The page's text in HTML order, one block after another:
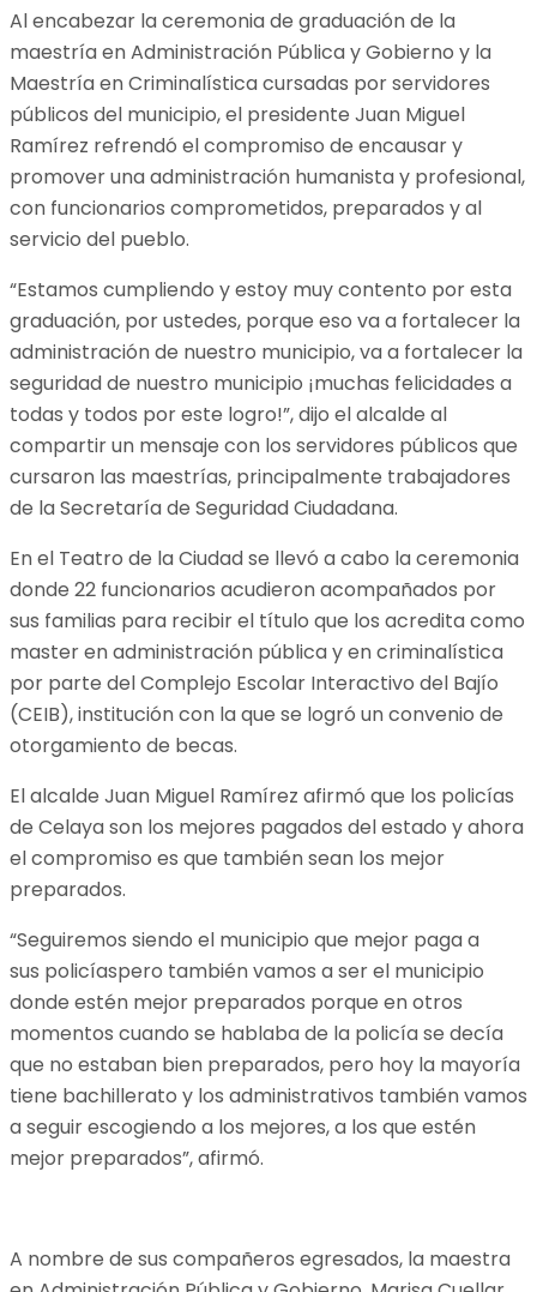
Al encabezar la ceremonia de graduación de la
maestría en Administración Pública y Gobierno y la
Maestría en Criminalística cursadas por servidores
públicos del municipio, el presidente Juan Miguel
Ramírez refrendó el compromiso de encausar y
promover una administración humanista y profesional,
con funcionarios comprometidos, preparados y al
servicio del pueblo.
“Estamos cumpliendo y estoy muy contento por esta
graduación, por ustedes, porque eso va a fortalecer la
administración de nuestro municipio, va a fortalecer la
seguridad de nuestro municipio ¡muchas felicidades a
todas y todos por este logro!”, dijo el alcalde al
compartir un mensaje con los servidores públicos que
cursaron las maestrías, principalmente trabajadores
de la Secretaría de Seguridad Ciudadana.
En el Teatro de la Ciudad se llevó a cabo la ceremonia
donde 22 funcionarios acudieron acompañados por
sus familias para recibir el título que los acredita como
master en administración pública y en criminalística
por parte del Complejo Escolar Interactivo del Bajío
(CEIB), institución con la que se logró un convenio de
otorgamiento de becas.
El alcalde Juan Miguel Ramírez afirmó que los policías
de Celaya son los mejores pagados del estado y ahora
el compromiso es que también sean los mejor
preparados.
“Seguiremos siendo el municipio que mejor paga a
sus policíaspero también vamos a ser el municipio
donde estén mejor preparados porque en otros
momentos cuando se hablaba de la policía se decía
que no estaban bien preparados, pero hoy la mayoría
tiene bachillerato y los administrativos también vamos
a seguir escogiendo a los mejores, a los que estén
mejor preparados”, afirmó.
A nombre de sus compañeros egresados, la maestra